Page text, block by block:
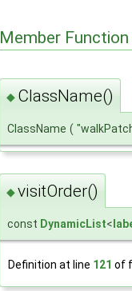
Member
◆ ClassName()
ClassName (
◆visitOrder()
const DynamicList<
Definition at line 121 of